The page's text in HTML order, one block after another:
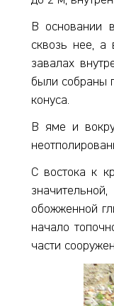
В основании
сквозь нее, а
завалах
были собраны
конуса.
В яме и
С востока к
обожженной
начало
части